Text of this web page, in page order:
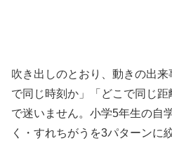
吹き出しのとおり、動きの出
で同じ時刻か」「どこで同じ
で迷いません。小学5年生の自
く・すれちがうを3パターンに